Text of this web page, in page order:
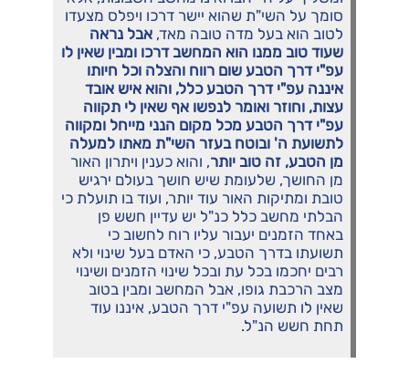
סומך על השי"ת שהוא יישר דרכו ויפלס מצעדו
לטוב הוא בעל מדה טובה מאד, אבל נראה
שעוד טוב ממנו הוא המחשב דרכו ומבין שאין לו
עפ"י דרך הטבע שום רווח והצלה וכל חיותו
איננה עפ"י דרך הטבע כלל, והוא איש אובד
עצות, וחוזר ואומר לנפשו אף שאין לי תקווה
עפ"י דרך הטבע מכל מקום הנני מייחל ומקווה
לתשועת ה' ובוטח בעזר השי"ת מאתו למעלה
מן הטבע, זה טוב יותר, והוא כענין ויתרון האור
מן החושך, שלעומת שיש חושך בעולם ירגיש
טובת ומתיקות האור עוד יותר, ועוד בו תועלת כי
הבלתי מחשב כלל כנ"ל יש עדיין חשש פן
באחד הזמנים יעבור עליו רוח לחשוב כי
תשועתו בדרך הטבע, כי האדם בעל שינוי ולא
רבים יחכמו בכל עת ובכל שינוי הזמנים ושינוי
מצב הרכבת גופו, אבל המחשב ומבין בטוב
שאין לו תשועה עפ"י דרך הטבע, איננו עוד
תחת חשש הנ"ל.